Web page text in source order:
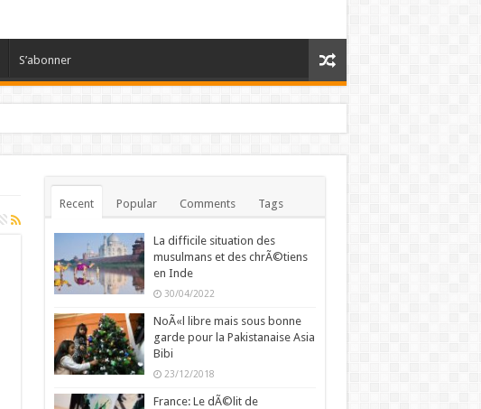
S’abonner
Recent Popular Comments Tags
La difficile situation des
musulmans et des chrÃ©tiens
en Inde
30/04/2022
NoÃ«l libre mais sous bonne
garde pour la Pakistanaise Asia
Bibi
23/12/2018
France: Le dÃ©lit de